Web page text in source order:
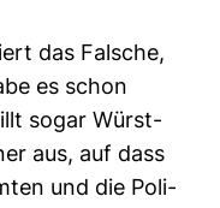
das Fal­sche,
es schon
sogar Würst­
aus, auf dass
und die Poli­